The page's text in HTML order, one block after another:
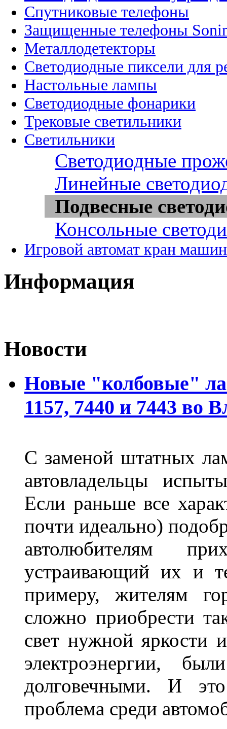
Спутниковые телефоны
Защищенные телефоны
Металлодетекторы
Светодиодные пиксели для
Настольные лампы
Светодиодные фонарики
Трековые светильники
Светильники
Светодиодные
Линейные
Подвесные
Консольные
Игровой автомат кран
Информация
Новости
Новые "колбовые"
1157, 7440 и 7443 во
С заменой штатных
автовладельцы
Если раньше все
почти идеально)
автолюбителям
устраивающий их и
примеру, жителям
сложно приобрести
свет нужной яркости
электроэнергии,
долговечными. И
проблема среди